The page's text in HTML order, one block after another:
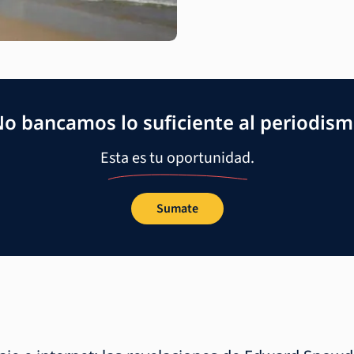
bancamos lo suficiente al
Esta es tu oportunidad.
Sumate